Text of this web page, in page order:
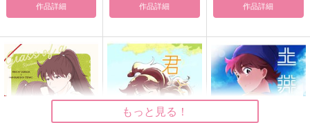
作品詳細 作品詳細 作品詳細
もっと見る！